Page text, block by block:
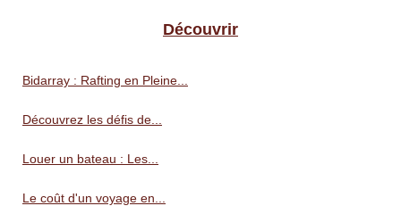
Découvrir
Bidarray : Rafting en Pleine...
Découvrez les défis de...
Louer un bateau : Les...
Le coût d'un voyage en...